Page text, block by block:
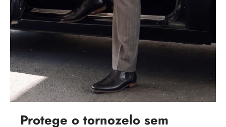
Protege o tornozelo sem